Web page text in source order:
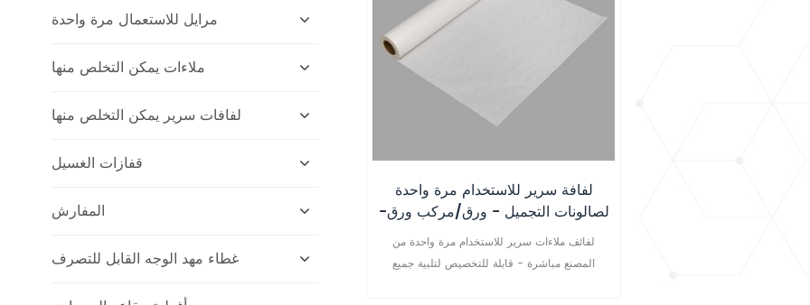
لفافة سرير للاستخدام مرة واحدة
لصالونات التجميل - ورق/مركب ورق-
فيلم | توريد المصنع - أحجام قابلة
للتخصيص
لفائف ملاءات سرير للاستخدام مرة واحدة من
المصنع مباشرة - قابلة للتخصيص لتلبية جميع
مرايل للاستعمال مرة واحدة
ملاءات يمكن التخلص منها
لفافات سرير يمكن التخلص منها
قفازات الغسيل
المفارش
غطاء مهد الوجه القابل للتصرف